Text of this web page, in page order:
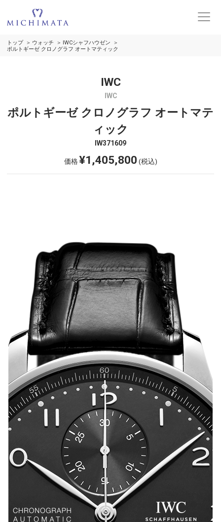
トップ ウォッチ
IWCシャフハウゼン
ポルトギーゼ クロノグラフ オートマティック
IWC
IWC
ポルトギーゼ クロノグラフ オートマテ
ィック
IW371609
価格¥1,405,800 (税込)